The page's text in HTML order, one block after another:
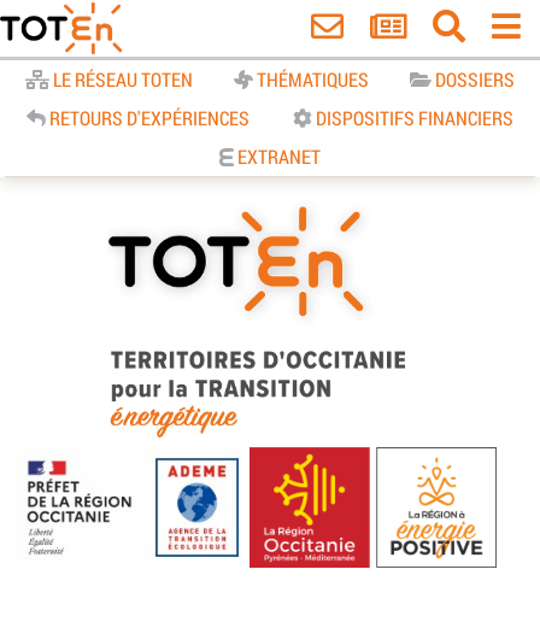
LE RÉSEAU TOTEN THÉMATIQUES
DOSSIERS
RETOURS D'EXPÉRIENCES
DISPOSITIFS FINANCIERS
EXTRANET
TOTEn Occitanie | Territoires
d’Occitanie pour la Transition
Energétique